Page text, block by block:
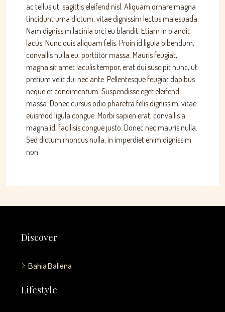
ac tellus ut, sagittis eleifend nisl. Aliquam ornare magna
tincidunt urna dictum, vitae dignissim lectus malesuada.
Nam dignissim lacinia orci eu blandit. Etiam in blandit
lacus. Nunc quis aliquam felis. Proin id ligula bibendum,
convallis nulla eu, porttitor massa. Mauris feugiat,
magna sit amet iaculis tempor, erat dui suscipit nunc, ut
pretium velit dui nec ante. Pellentesque feugiat dapibus
neque et condimentum. Suspendisse eget eleifend
massa. Donec cursus odio pharetra felis dignissim, vitae
euismod ligula congue. Morbi sapien erat, convallis a
magna id, facilisis congue justo. Donec nec mauris nulla.
Sed dictum rhoncus nulla, in imperdiet enim dignissim
non.
Discover
Bahia Ballena
Lifestyle